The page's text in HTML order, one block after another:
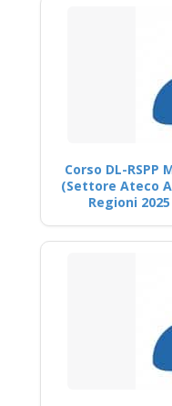
Corso DL-
(Settore Ateco
Regioni